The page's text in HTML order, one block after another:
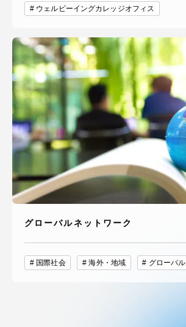
ウェルビーイングカレッジオフィス
グローバルネットワーク
国際社会 海外・地域 グローバル